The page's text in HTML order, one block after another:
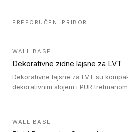
PREPORUČENI PRIBOR
WALL BASE
Dekorativne zidne lajsne za LVT
Dekorativne lajsne za LVT su
dekorativnim slojem i PUR
WALL BASE